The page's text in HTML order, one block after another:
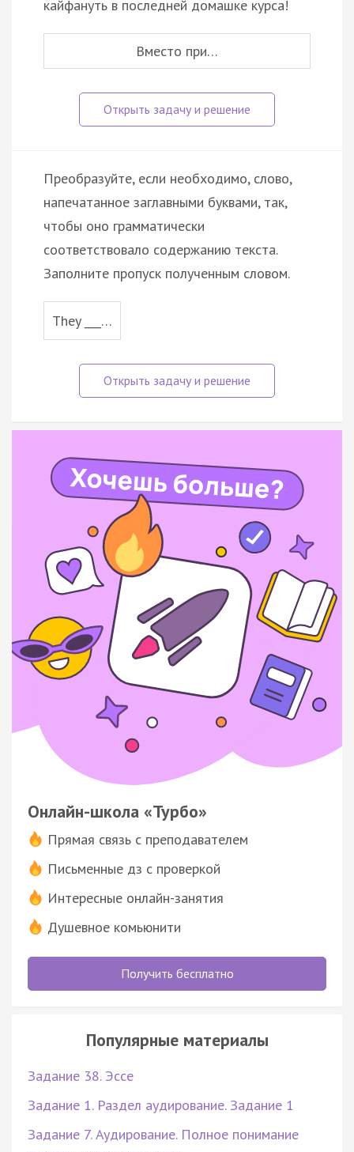
кайфануть в последней домашке курса!
Вместо при…
Преобразуйте, если необходимо, слово,
напечатанное заглавными буквами, так,
чтобы оно грамматически
соответствовало содержанию текста.
Заполните пропуск полученным словом.
They ___…
Онлайн-школа «Турбо»
Прямая связь с преподавателем
Письменные дз с проверкой
Интересные онлайн-занятия
Душевное комьюнити
Получить бесплатно
Популярные материалы
Задание 38. Эссе
Задание 1. Раздел аудирование. Задание 1
Задание 7. Аудирование. Полное понимание